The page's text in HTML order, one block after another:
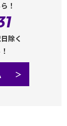
！
除く